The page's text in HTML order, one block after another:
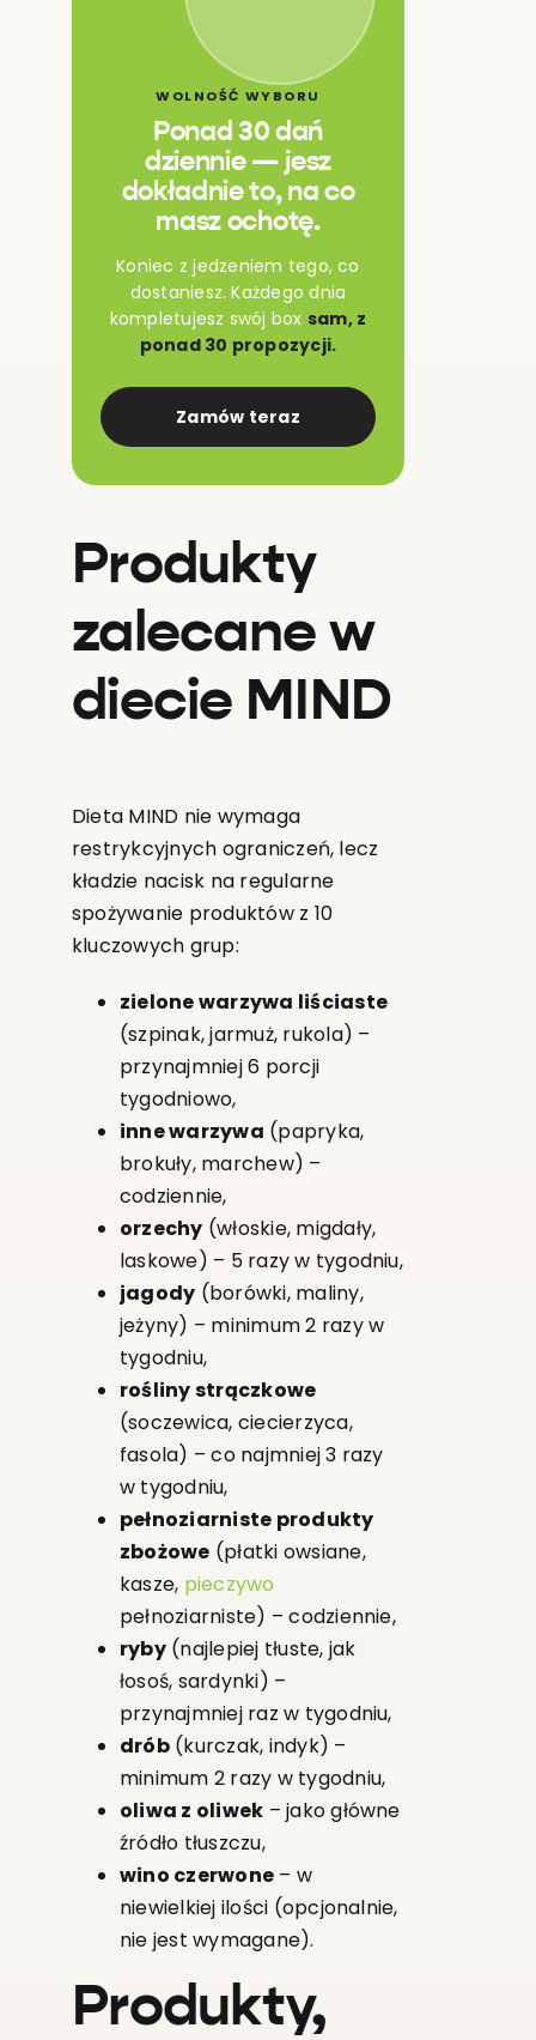
WOLNOŚĆ WYBORU
Ponad 30 dań
dziennie — jesz
dokładnie to, na co
masz ochotę.
Koniec z jedzeniem tego, co
dostaniesz. Każdego dnia
kompletujesz swój box sam, z
ponad 30 propozycji.
Zamów teraz
Produkty
zalecane w
diecie MIND
Dieta MIND nie wymaga
restrykcyjnych ograniczeń, lecz
kładzie nacisk na regularne
spożywanie produktów z 10
kluczowych grup:
zielone warzywa liściaste
(szpinak, jarmuż, rukola) –
przynajmniej 6 porcji
tygodniowo,
inne warzywa (papryka,
brokuły, marchew) –
codziennie,
orzechy (włoskie, migdały,
laskowe) – 5 razy w tygodniu,
jagody (borówki, maliny,
jeżyny) – minimum 2 razy w
tygodniu,
rośliny strączkowe
(soczewica, ciecierzyca,
fasola) – co najmniej 3 razy
w tygodniu,
pełnoziarniste produkty
zbożowe (płatki owsiane,
kasze, pieczywo
pełnoziarniste) – codziennie,
ryby(najlepiej tłuste, jak
łosoś, sardynki) –
przynajmniej raz w tygodniu,
drób(kurczak, indyk) –
minimum 2 razy w tygodniu,
oliwa z oliwek – jako główne
źródło tłuszczu,
wino czerwone – w
niewielkiej ilości (opcjonalnie,
nie jest wymagane).
Produkty,